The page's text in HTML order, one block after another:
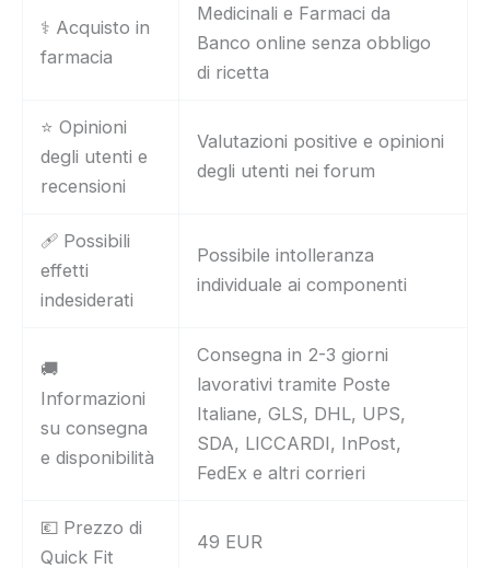
⚕️ Acquisto in
farmacia
Medicinali e Farmaci da
Banco online senza obbligo
di ricetta
⭐ Opinioni
degli utenti e
recensioni
Valutazioni positive e opinioni
degli utenti nei forum
🩹 Possibili
effetti
indesiderati
Possibile intolleranza
individuale ai componenti
🚚
Informazioni
su consegna
e disponibilità
Consegna in 2-3 giorni
lavorativi tramite Poste
Italiane, GLS, DHL, UPS,
SDA, LICCARDI, InPost,
FedEx e altri corrieri
💶 Prezzo di
Quick Fit
49 EUR